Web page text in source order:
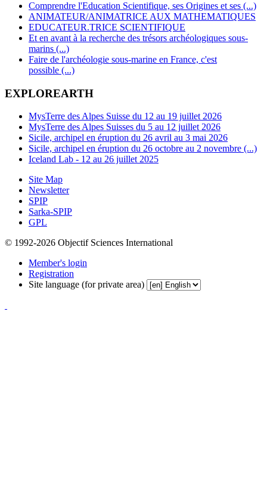
Comprendre l'Education Scientifique, ses Origines et ses (...)
ANIMATEUR/ANIMATRICE AUX MATHEMATIQUES
EDUCATEUR.TRICE SCIENTIFIQUE
Et en avant à la recherche des trésors archéologiques sous-
marins (...)
Faire de l'archéologie sous-marine en France, c'est
possible (...)
EXPLOREARTH
MysTerre des Alpes Suisse du 12 au 19 juillet 2026
MysTerre des Alpes Suisses du 5 au 12 juillet 2026
Sicile, archipel en éruption du 26 avril au 3 mai 2026
Sicile, archipel en éruption du 26 octobre au 2 novembre (...)
Iceland Lab - 12 au 26 juillet 2025
Site Map
Newsletter
SPIP
Sarka-SPIP
GPL
© 1992-2026 Objectif Sciences International
Member's login
Registration
Site language (for private area)